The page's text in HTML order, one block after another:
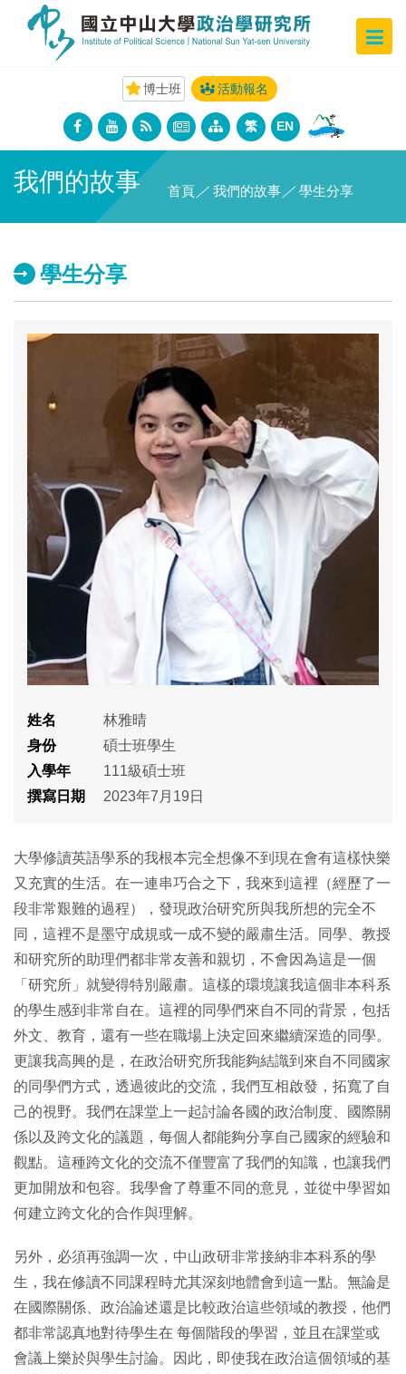
博士班 活動報名
繁 EN
我們的故事 首頁 ／ 我們的故事 ／ 學生分享
學生分享
姓名
林雅晴
身份
碩士班學生
入學年
111級碩士班
撰寫日期
2023年7月19日
⼤學修讀英語學系的我根本完全想像不到現在會有這樣快樂
⼜充實的⽣活。在⼀連串巧合之下，我來到這裡（經歷了⼀
段非常艱難的過程），發現政治研究所與我所想的完全不
同，這裡不是墨守成規或⼀成不變的嚴肅⽣活。同學、教授
和研究所的助理們都非常友善和親切，不會因為這是⼀個
「研究所」就變得特別嚴肅。這樣的環境讓我這個非本科系
的學⽣感到非常⾃在。這裡的同學們來⾃不同的背景，包括
外⽂、教育，還有⼀些在職場上決定回來繼續深造的同學。
更讓我⾼興的是，在政治研究所我能夠結識到來⾃不同國家
的同學們⽅式，透過彼此的交流，我們互相啟發，拓寬了⾃
⼰的視野。我們在課堂上⼀起討論各國的政治制度、國際關
係以及跨⽂化的議題，每個⼈都能夠分享⾃⼰國家的經驗和
觀點。這種跨⽂化的交流不僅豐富了我們的知識，也讓我們
更加開放和包容。我學會了尊重不同的意⾒，並從中學習如
何建立跨⽂化的合作與理解。
另外，必須再強調⼀次，中⼭政研非常接納非本科系的學
⽣，我在修讀不同課程時尤其深刻地體會到這⼀點。無論是
在國際關係、政治論述還是比較政治這些領域的教授，他們
都非常認真地對待學⽣在 每個階段的學習，並且在課堂或
會議上樂於與學⽣討論。因此，即使我在政治這個領域的基